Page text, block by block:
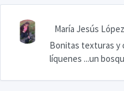
María Jesús
Bonitas texturas y
líquenes ...un